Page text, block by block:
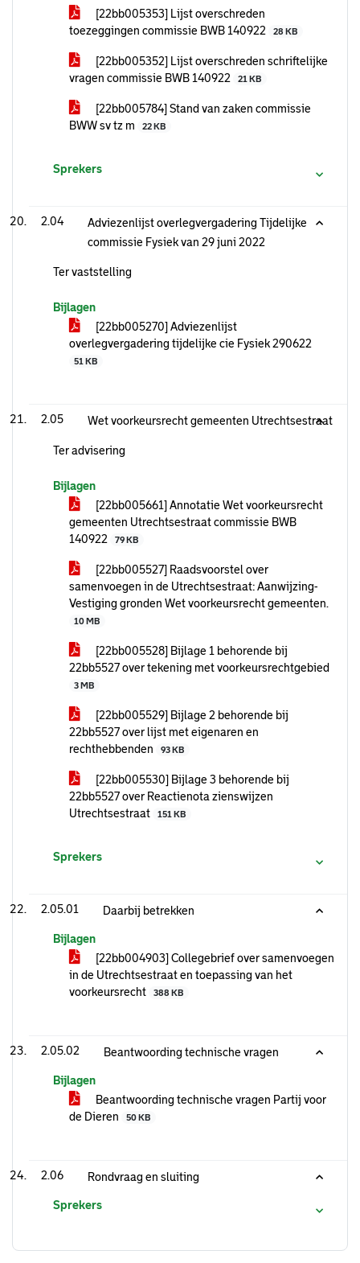
[22bb005353] Lijst overschreden
toezeggingen commissie BWB 140922
28 KB
[22bb005352] Lijst overschreden schriftelijke
vragen commissie BWB 140922
21 KB
[22bb005784] Stand van zaken commissie
BWW sv tz m
22 KB
Sprekers
2.04
Adviezenlijst overlegvergadering Tijdelijke
commissie Fysiek van 29 juni 2022
Ter vaststelling
Bijlagen
[22bb005270] Adviezenlijst
overlegvergadering tijdelijke cie Fysiek 290622
51 KB
2.05 Wet voorkeursrecht gemeenten Utrechtsestraat
Ter advisering
Bijlagen
[22bb005661] Annotatie Wet voorkeursrecht
gemeenten Utrechtsestraat commissie BWB
140922
79 KB
[22bb005527] Raadsvoorstel over
samenvoegen in de Utrechtsestraat: Aanwijzing-
Vestiging gronden Wet voorkeursrecht gemeenten.
10 MB
[22bb005528] Bijlage 1 behorende bij
22bb5527 over tekening met voorkeursrechtgebied
3 MB
[22bb005529] Bijlage 2 behorende bij
22bb5527 over lijst met eigenaren en
rechthebbenden
93 KB
[22bb005530] Bijlage 3 behorende bij
22bb5527 over Reactienota zienswijzen
Utrechtsestraat
151 KB
Sprekers
2.05.01 Daarbij betrekken
Bijlagen
[22bb004903] Collegebrief over samenvoegen
in de Utrechtsestraat en toepassing van het
voorkeursrecht
388 KB
2.05.02 Beantwoording technische vragen
Bijlagen
Beantwoording technische vragen Partij voor
de Dieren
50 KB
2.06 Rondvraag en sluiting
Sprekers